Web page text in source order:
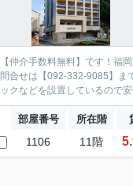
【仲介手数料無料】です！福
問合せは【092-332-9085】ま
ックなどを設置しているので
部屋番号 所在階
1106 11階